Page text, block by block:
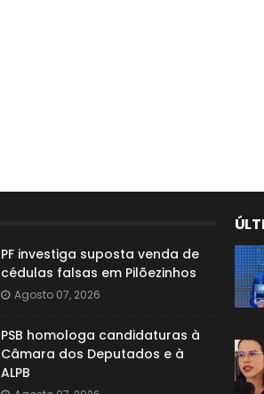
PF investiga suposta venda de
cédulas falsas em Pilõezinhos
Agosto 07, 2026
PSB homologa candidaturas à
Câmara dos Deputados e à
ALPB